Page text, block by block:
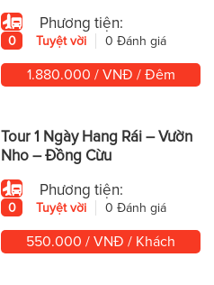
Phương tiện:
0 Tuyệt vời 0 Đánh giá
1.880.000 / VNĐ / Đêm
Tour 1 Ngày Hang Rái – Vườn
Nho – Đồng Cừu
Phương tiện:
0 Tuyệt vời 0 Đánh giá
550.000 / VNĐ / Khách